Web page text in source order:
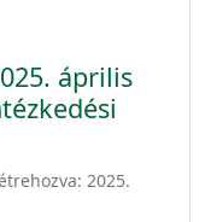
április
2025.